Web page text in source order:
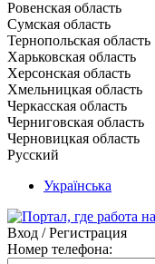
Ровенская область
Сумская область
Тернопольская область
Харьковская область
Херсонская область
Хмельницкая область
Черкасская область
Черниговская область
Черновицкая область
Русский
Українська
Вход / Регистрация
Номер телефона: